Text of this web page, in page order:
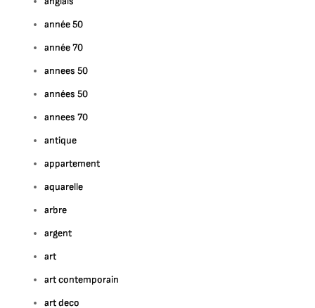
année 50
année 70
annees 50
années 50
annees 70
antique
appartement
aquarelle
arbre
argent
art
art contemporain
art deco